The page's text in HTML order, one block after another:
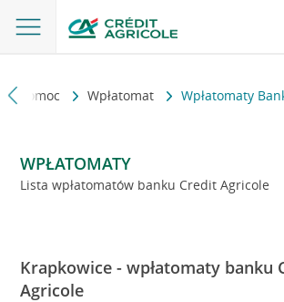
i pomoc Wpłatomat Wpłatomaty
WPŁATOMATY
Lista wpłatomatów banku Credit Agricole
Krapkowice - wpłatomaty banku
Agricole